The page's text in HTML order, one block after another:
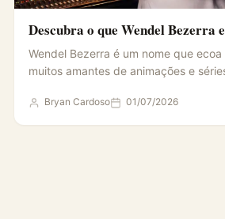
Descubra o que Wendel Bezerra
Wendel Bezerra é um nome que
muitos amantes de animações e
Bryan Cardoso 01/07/2026